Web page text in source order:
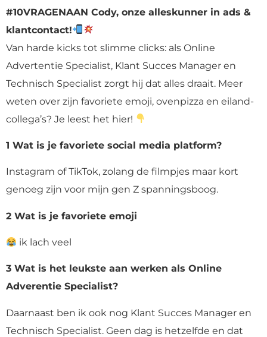
#10VRAGENAAN Cody, onze alleskunner in ads &
klantcontact!
Van harde kicks tot slimme clicks: als Online
Advertentie Specialist, Klant Succes Manager en
Technisch Specialist zorgt hij dat alles draait. Meer
weten over zijn favoriete emoji, ovenpizza en eiland-
collega’s? Je leest het hier!
1 Wat is je favoriete social media platform?
Instagram of TikTok, zolang de filmpjes maar kort
genoeg zijn voor mijn gen Z spanningsboog.
2 Wat is je favoriete emoji
ik lach veel
3 Wat is het leukste aan werken als Online
Adverentie Specialist?
Daarnaast ben ik ook nog Klant Succes Manager en
Technisch Specialist. Geen dag is hetzelfde en dat